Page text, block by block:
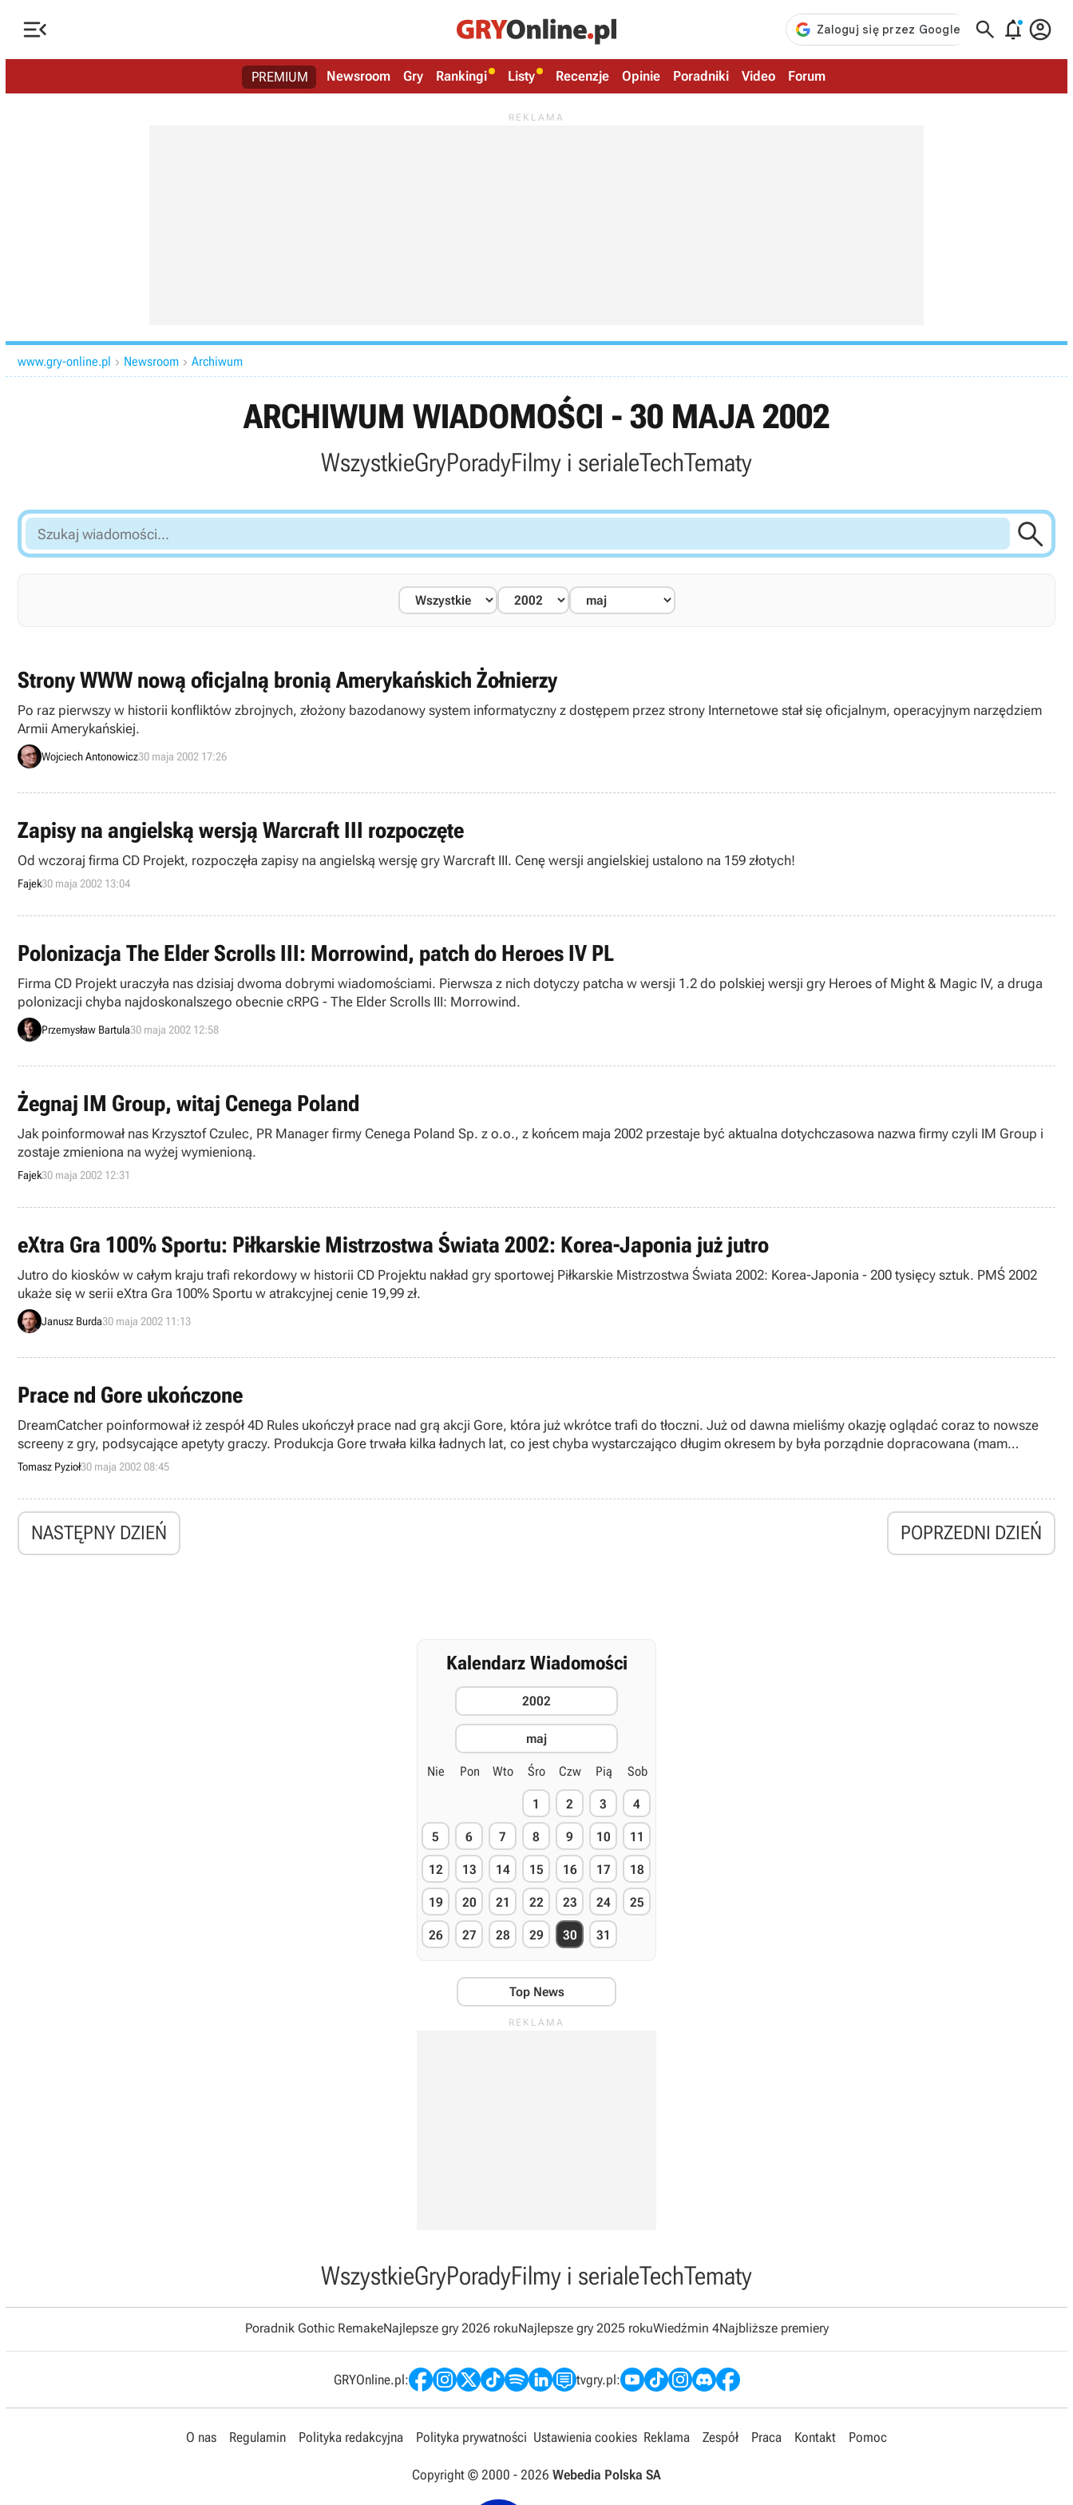
   
PREMIUM Newsroom Gry Rankingi Listy Recenzje Opinie Poradniki Video Forum
www.gry-online.pl  Newsroom  Archiwum
ARCHIWUM WIADOMOŚCI - 30 MAJA 2002
WszystkieGryPoradyFilmy i serialeTechTematy
Szukaj
wiadomości...

Strony WWW nową oficjalną bronią Amerykańskich Żołnierzy
Po raz pierwszy w historii konfliktów zbrojnych, złożony bazodanowy system informatyczny z dostępem przez strony Internetowe stał się oficjalnym, operacyjnym narzędziem
Armii Amerykańskiej.
Wojciech Antonowicz30 maja 2002 17:26
Zapisy na angielską wersją Warcraft III rozpoczęte
Od wczoraj firma CD Projekt, rozpoczęła zapisy na angielską wersję gry Warcraft III. Cenę wersji angielskiej ustalono na 159 złotych!
Fajek30 maja 2002 13:04
Polonizacja The Elder Scrolls III: Morrowind, patch do Heroes IV PL
Firma CD Projekt uraczyła nas dzisiaj dwoma dobrymi wiadomościami. Pierwsza z nich dotyczy patcha w wersji 1.2 do polskiej wersji gry Heroes of Might & Magic IV, a druga
polonizacji chyba najdoskonalszego obecnie cRPG - The Elder Scrolls III: Morrowind.
Przemysław Bartula30 maja 2002 12:58
Żegnaj IM Group, witaj Cenega Poland
Jak poinformował nas Krzysztof Czulec, PR Manager firmy Cenega Poland Sp. z o.o., z końcem maja 2002 przestaje być aktualna dotychczasowa nazwa firmy czyli IM Group i
zostaje zmieniona na wyżej wymienioną.
Fajek30 maja 2002 12:31
eXtra Gra 100% Sportu: Piłkarskie Mistrzostwa Świata 2002: Korea-Japonia już jutro
Jutro do kiosków w całym kraju trafi rekordowy w historii CD Projektu nakład gry sportowej Piłkarskie Mistrzostwa Świata 2002: Korea-Japonia - 200 tysięcy sztuk. PMŚ 2002
ukaże się w serii eXtra Gra 100% Sportu w atrakcyjnej cenie 19,99 zł.
Janusz Burda30 maja 2002 11:13
Prace nd Gore ukończone
DreamCatcher poinformował iż zespół 4D Rules ukończył prace nad grą akcji Gore, która już wkrótce trafi do tłoczni. Już od dawna mieliśmy okazję oglądać coraz to nowsze
screeny z gry, podsycające apetyty graczy. Produkcja Gore trwała kilka ładnych lat, co jest chyba wystarczająco długim okresem by była porządnie dopracowana (mam
nadzieję, że Duke Nukem Forever nie będzie wyjątkiem). Potwierdzają to zresztą pozytywne opinie o Gore na tegorocznych targach E3.
Tomasz Pyzioł30 maja 2002 08:45
NASTĘPNY DZIEŃ POPRZEDNI DZIEŃ
Kalendarz Wiadomości
2002
maj
Nie Pon Wto Śro Czw Pią Sob
1 2 3 4
5 6 7 8 9 10 11
12 13 14 15 16 17 18
19 20 21 22 23 24 25
26 27 28 29 30 31
Top News
WszystkieGryPoradyFilmy i serialeTechTematy
Poradnik Gothic RemakeNajlepsze gry 2026 rokuNajlepsze gry 2025 rokuWiedźmin 4Najbliższe premiery
GRYOnline.pl: tvgry.pl:
O nas Regulamin Polityka redakcyjna Polityka prywatności Ustawienia cookies Reklama Zespół Praca Kontakt Pomoc
Copyright © 2000 - 2026 Webedia Polska SA